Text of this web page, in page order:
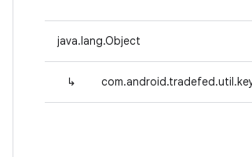
java.lang.Object
↳